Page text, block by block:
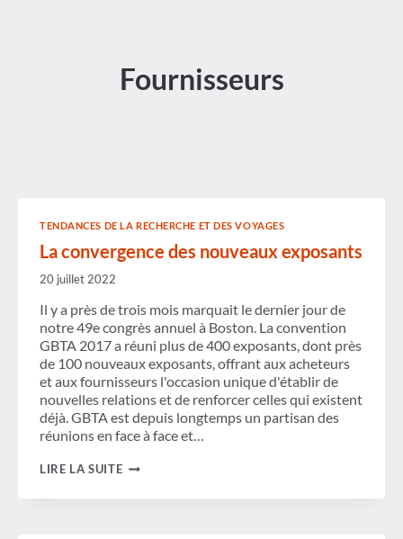
Fournisseurs
TENDANCES DE LA RECHERCHE ET DES VOYAGES
La convergence des nouveaux exposants
20 juillet 2022
Il y a près de trois mois marquait le dernier jour de
notre 49e congrès annuel à Boston. La convention
GBTA 2017 a réuni plus de 400 exposants, dont près
de 100 nouveaux exposants, offrant aux acheteurs
et aux fournisseurs l'occasion unique d'établir de
nouvelles relations et de renforcer celles qui existent
déjà. GBTA est depuis longtemps un partisan des
réunions en face à face et…
LIRE LA SUITELA